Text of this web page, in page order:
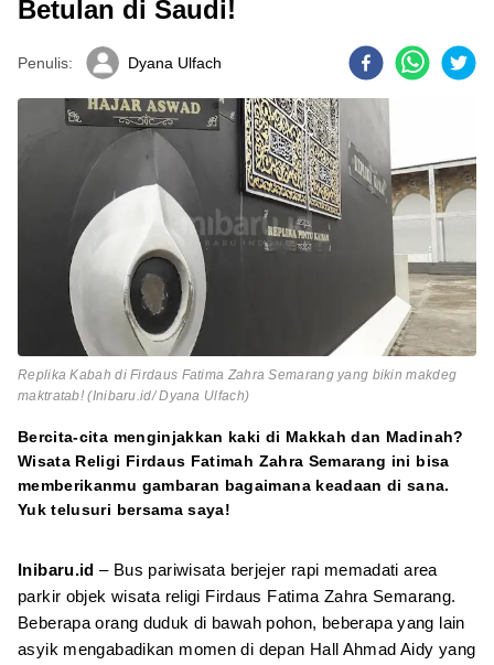
Betulan di Saudi!
Penulis: Dyana Ulfach
Replika Kabah di Firdaus Fatima Zahra Semarang yang bikin makdeg
maktratab! (Inibaru.id/ Dyana Ulfach)
Bercita-cita menginjakkan kaki di Makkah dan Madinah?
Wisata Religi Firdaus Fatimah Zahra Semarang ini bisa
memberikanmu gambaran bagaimana keadaan di sana.
Yuk telusuri bersama saya!
Inibaru.id – Bus pariwisata berjejer rapi memadati area
parkir objek wisata religi Firdaus Fatima Zahra Semarang.
Beberapa orang duduk di bawah pohon, beberapa yang lain
asyik mengabadikan momen di depan Hall Ahmad Aidy yang